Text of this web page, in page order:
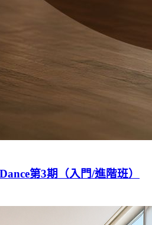
第3期（入門/進階班）